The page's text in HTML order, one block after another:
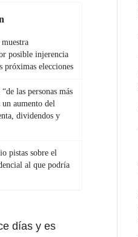
posible injerencia
próximas elecciones
las personas más
un aumento del
dividendos y
pistas sobre el
al que podría
días y es